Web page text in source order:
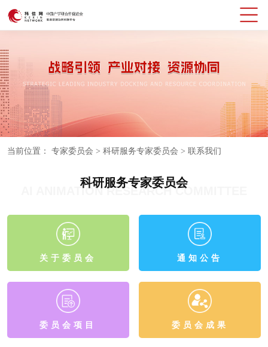
当前位置： 专家委员会 > 科研服务专家委员会 > 联系我们
科研服务专家委员会
AI ANIMATION RESEARCH COMMITTEE
关于委员会 通知公告
委员会项目 委员会成果